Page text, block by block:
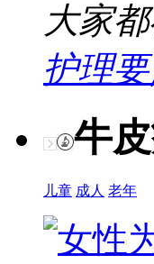
大家
护理
牛
儿童 成人 老年